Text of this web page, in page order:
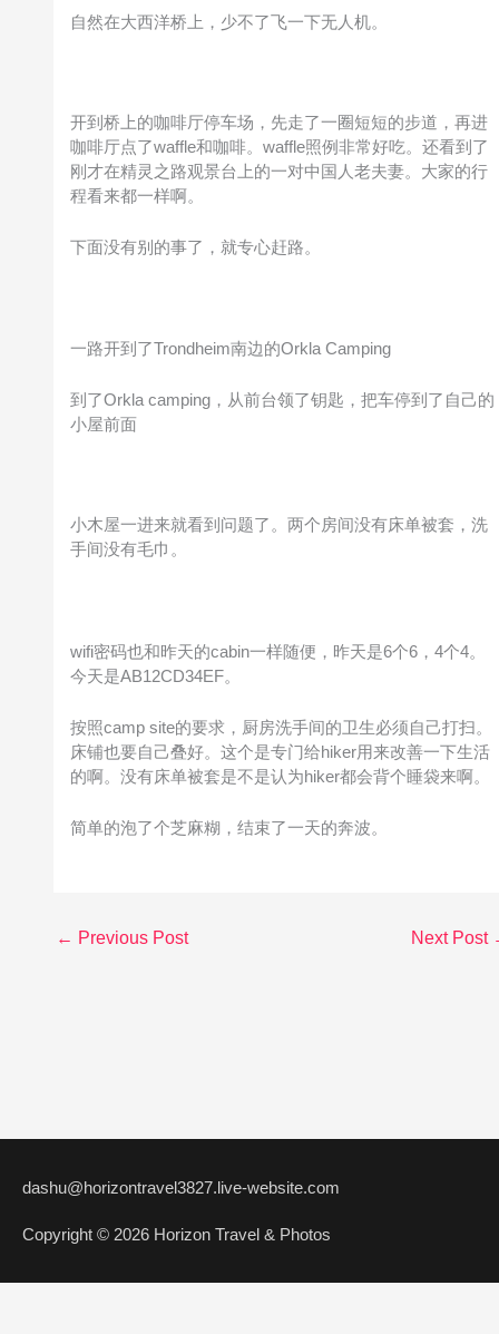
自然在大西洋桥上，少不了飞一下无人机。
开到桥上的咖啡厅停车场，先走了一圈短短的步道，再进
咖啡厅点了waffle和咖啡。waffle照例非常好吃。还看到了
刚才在精灵之路观景台上的一对中国人老夫妻。大家的行
程看来都一样啊。
下面没有别的事了，就专心赶路。
一路开到了Trondheim南边的Orkla Camping
到了Orkla camping，从前台领了钥匙，把车停到了自己的
小屋前面
小木屋一进来就看到问题了。两个房间没有床单被套，洗
手间没有毛巾。
wifi密码也和昨天的cabin一样随便，昨天是6个6，4个4。
今天是AB12CD34EF。
按照camp site的要求，厨房洗手间的卫生必须自己打扫。
床铺也要自己叠好。这个是专门给hiker用来改善一下生活
的啊。没有床单被套是不是认为hiker都会背个睡袋来啊。
简单的泡了个芝麻糊，结束了一天的奔波。
← Previous Post Next Post
dashu@horizontravel3827.live-website.com
Copyright © 2026 Horizon Travel & Photos